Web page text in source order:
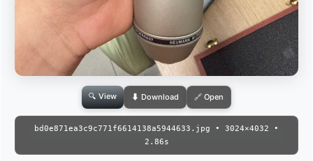
🔍 View ⬇ Download 🔗 Open
bd0e871ea3c9c771f6614138a5944633.jpg • 3024×4032 •
2.86s